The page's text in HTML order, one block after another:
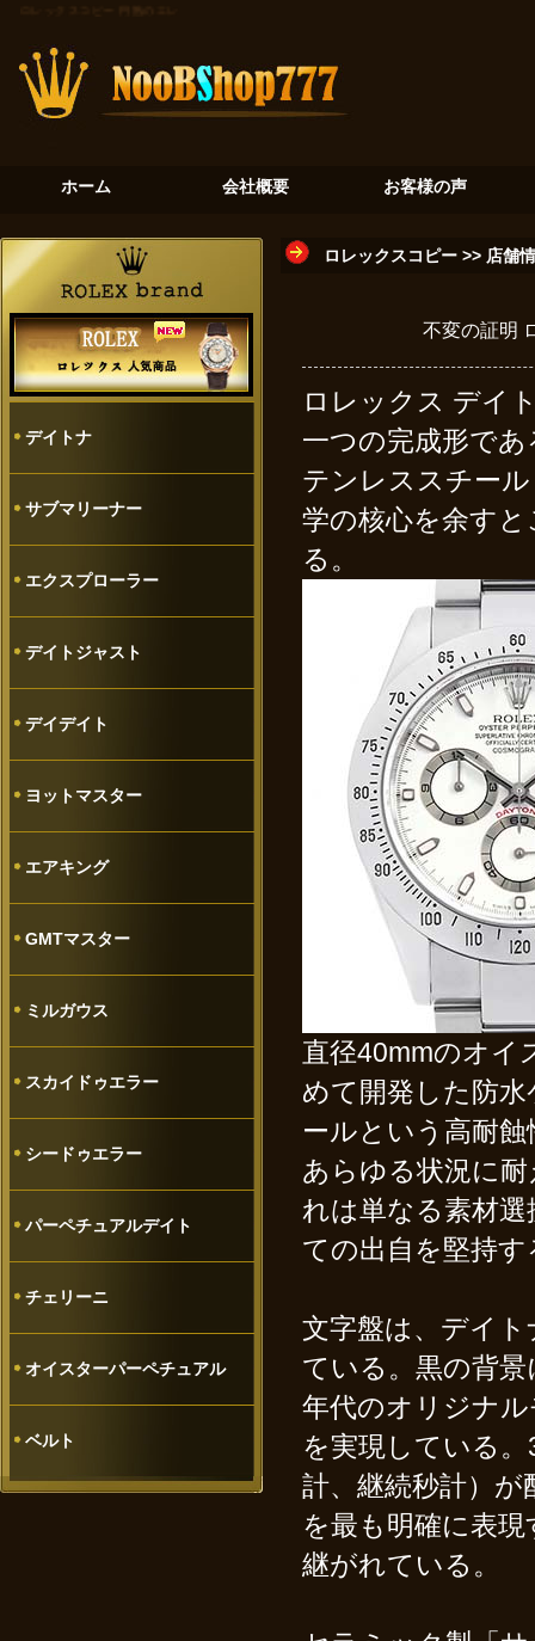
円熟のエレガンス：チェリーニ5116/8が示すロレックスの另一面
ホーム 会社概要 お客様の声
デイトナ
サブマリーナー
エクスプローラー
デイトジャスト
デイデイト
ヨットマスター
エアキング
GMTマスター
ミルガウス
スカイドゥエラー
シードゥエラー
パーペチュアルデイト
チェリーニ
オイスターパーペチュアル
ベルト
ロレックスコピー >> 店舗
不変の証明
ロレックス デイ
一つの完成形で
テンレススチー
学の核心を余す
る。
直径40mmのオイ
めて開発した防
ールという高耐
あらゆる状況に
れは単なる素材
ての出自を堅持
文字盤は、デイ
ている。黒の背
年代のオリジナ
を実現している
計、継続秒計）
を最も明確に表
継がれている。